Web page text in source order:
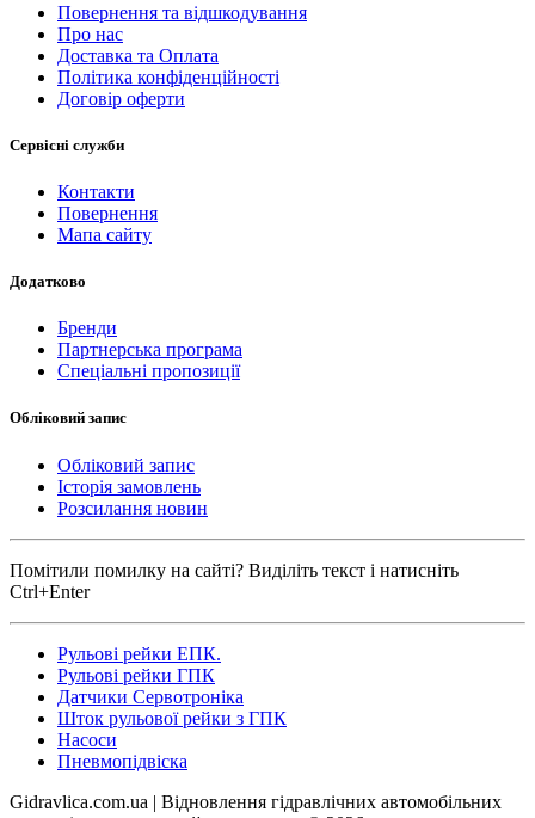
Повернення та відшкодування
Про нас
Доставка та Оплата
Політика конфіденційності
Договір оферти
Сервісні служби
Контакти
Повернення
Мапа сайту
Додатково
Бренди
Партнерська програма
Спеціальні пропозиції
Обліковий запис
Обліковий запис
Історія замовлень
Розсилання новин
Помітили помилку на сайті? Виділіть текст і натисніть
Ctrl+Enter
Рульові рейки ЕПК.
Рульові рейки ГПК
Датчики Сервотроніка
Шток рульової рейки з ГПК
Насоси
Пневмопідвіска
Gidravlica.com.ua | Відновлення гідравлічних автомобільних